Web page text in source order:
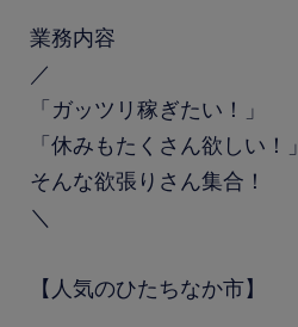
業務内容
／
「ガッツリ稼ぎたい！」
「休みもたくさん欲しい！」
そんな欲張りさん集合！
＼
【人気のひたちなか市】